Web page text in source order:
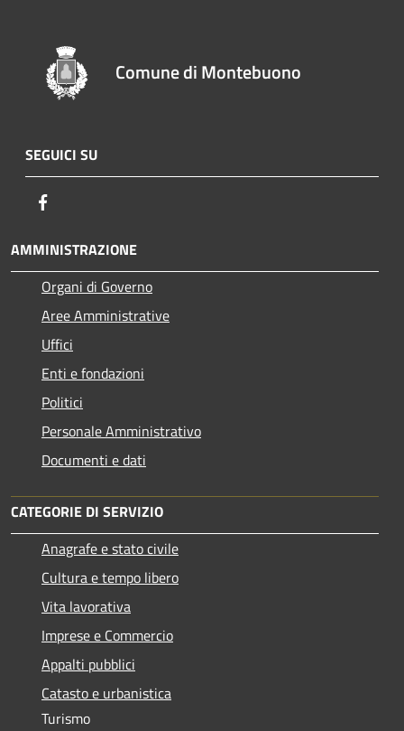
Comune di Montebuono
SEGUICI SU
AMMINISTRAZIONE
Organi di Governo
Aree Amministrative
Uffici
Enti e fondazioni
Politici
Personale Amministrativo
Documenti e dati
CATEGORIE DI SERVIZIO
Anagrafe e stato civile
Cultura e tempo libero
Vita lavorativa
Imprese e Commercio
Appalti pubblici
Catasto e urbanistica
Turismo